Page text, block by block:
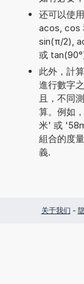
还可以使
acos, cos
sin(π/2),
或
此外，計
進行數字
且，不同
算。例如
米' 或
組合的度
義.
关于我们 -